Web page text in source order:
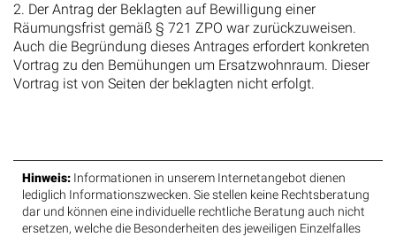
2. Der Antrag der Beklagten auf Bewilligung einer
Räumungsfrist gemäß § 721 ZPO war zurückzuweisen.
Auch die Begründung dieses Antrages erfordert konkreten
Vortrag zu den Bemühungen um Ersatzwohnraum. Dieser
Vortrag ist von Seiten der beklagten nicht erfolgt.
Hinweis: Informationen in unserem Internetangebot dienen
lediglich Informationszwecken. Sie stellen keine Rechtsberatung
dar und können eine individuelle rechtliche Beratung auch nicht
ersetzen, welche die Besonderheiten des jeweiligen Einzelfalles